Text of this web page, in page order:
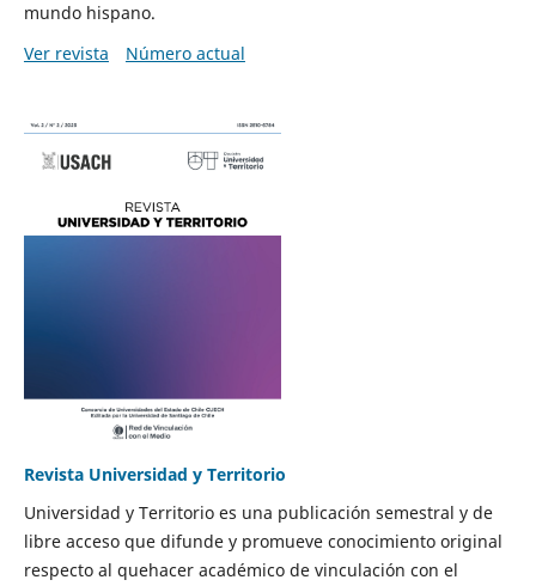
mundo hispano.
Ver revista
Número actual
Revista Universidad y Territorio
Universidad y Territorio es una publicación semestral y de
libre acceso que difunde y promueve conocimiento original
respecto al quehacer académico de vinculación con el